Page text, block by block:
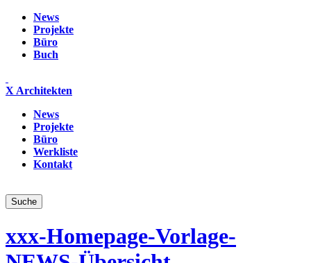
News
Projekte
Büro
Buch
X Architekten
News
Projekte
Büro
Werkliste
Kontakt
xxx-Homepage-Vorlage-